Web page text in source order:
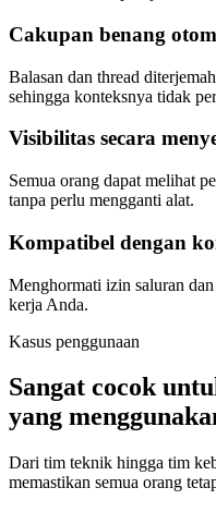
Cakupan benang
Balasan dan thread
sehingga konteksnya tidak
Visibilitas secara
Semua orang dapat melihat
tanpa perlu mengganti alat.
Kompatibel dengan
Menghormati izin saluran
kerja Anda.
Kasus penggunaan
Sangat cocok
yang
Dari tim teknik hingga tim
memastikan semua orang